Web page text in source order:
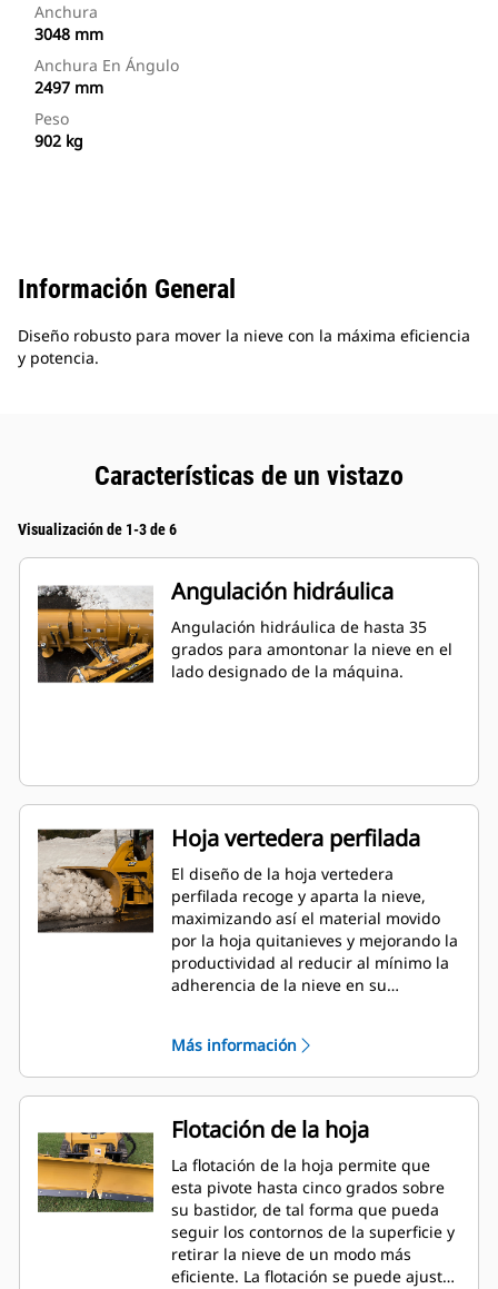
Anchura
3048 mm
Anchura En Ángulo
2497 mm
Peso
902 kg
Información General
Diseño robusto para mover la nieve con la máxima eficiencia
y potencia.
Características de un vistazo
Visualización de 1-3 de 6
Angulación hidráulica
Angulación hidráulica de hasta 35
grados para amontonar la nieve en el
lado designado de la máquina.
Hoja vertedera perfilada
El diseño de la hoja vertedera
perfilada recoge y aparta la nieve,
maximizando así el material movido
por la hoja quitanieves y mejorando la
productividad al reducir al mínimo la
adherencia de la nieve en su
Más información
Flotación de la hoja
La flotación de la hoja permite que
esta pivote hasta cinco grados sobre
su bastidor, de tal forma que pueda
seguir los contornos de la superficie y
retirar la nieve de un modo más
eficiente. La flotación se puede ajustar